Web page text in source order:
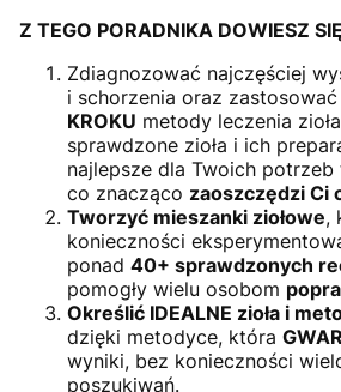
Z TEGO PORADNIKA DOWIESZ
Zdiagnozować najczęściej
i schorzenia oraz
KROKU metody leczenia
sprawdzone zioła i ich
najlepsze dla Twoich
co znacząco zaoszczędzi Ci
Tworzyć mieszanki ziołowe,
konieczności
ponad 40+ sprawdzonych
pomogły wielu osobom
Określić IDEALNE zioła i
dzięki metodyce, która
wyniki, bez konieczności
poszukiwań.